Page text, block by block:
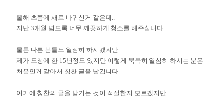
올해 초쯤에 새로 바뀌신거 같은데..
지난 3개월 넘도록 너무 깨끗하게 청소를 해주십니다.
물론 다른 분들도 열심히 하시겠지만
제가 도청에 한 15년정도 있지만 이렇게 묵묵히 열심히 하시는 분은
처음인거 같아서 칭찬 글을 남깁니다.
여기에 칭찬의 글을 남기는 것이 적절한지 모르겠지만